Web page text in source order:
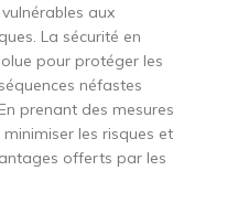
aux
La sécurité en
pour protéger les
néfastes
prenant des mesures
les risques et
offerts par les